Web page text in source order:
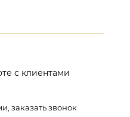
с клиентами
заказать звонок